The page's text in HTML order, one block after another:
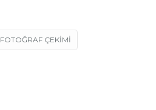
FOTOĞRAF ÇEKIMI